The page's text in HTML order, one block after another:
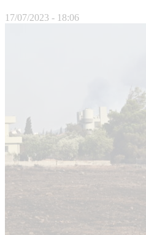
17/07/2023 - 18:06